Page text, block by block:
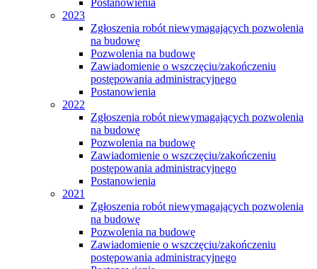
Postanowienia
2023
Zgłoszenia robót niewymagających pozwolenia
na budowę
Pozwolenia na budowę
Zawiadomienie o wszczęciu/zakończeniu
postępowania administracyjnego
Postanowienia
2022
Zgłoszenia robót niewymagających pozwolenia
na budowę
Pozwolenia na budowę
Zawiadomienie o wszczęciu/zakończeniu
postępowania administracyjnego
Postanowienia
2021
Zgłoszenia robót niewymagających pozwolenia
na budowę
Pozwolenia na budowę
Zawiadomienie o wszczęciu/zakończeniu
postępowania administracyjnego